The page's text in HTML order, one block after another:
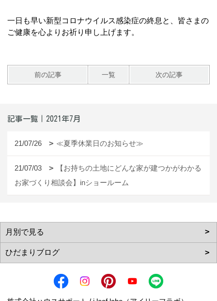
一日も早い新型コロナウイルス感染症の終息と、皆さまの
ご健康を心よりお祈り申し上げます。
前の記事 一覧 次の記事
記事一覧｜2021年7月
21/07/26 ≪夏季休業日のお知らせ≫
21/07/03
【お持ちの土地にどんな家が建つかがわかる
お家づくり相談会】inショールーム